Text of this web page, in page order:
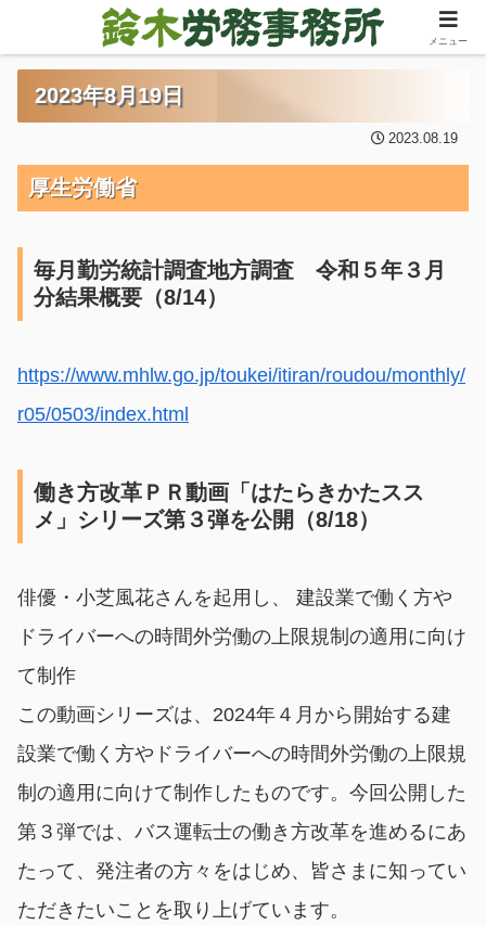
2023年8月19日
2023.08.19
厚生労働省
毎月勤労統計調査地方調査 令和５年３月
分結果概要（8/14）
https://www.mhlw.go.jp/toukei/itiran/roudou/monthly/
r05/0503/index.html
働き方改革ＰＲ動画「はたらきかたスス
メ」シリーズ第３弾を公開（8/18）
俳優・小芝風花さんを起用し、 建設業で働く方や
ドライバーへの時間外労働の上限規制の適用に向け
て制作
この動画シリーズは、2024年４月から開始する建
設業で働く方やドライバーへの時間外労働の上限規
制の適用に向けて制作したものです。今回公開した
第３弾では、バス運転士の働き方改革を進めるにあ
たって、発注者の方々をはじめ、皆さまに知ってい
ただきたいことを取り上げています。
メニュー